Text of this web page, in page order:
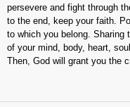
persevere and fight through
to the end, keep your faith.
to which you belong. Sharing
of your mind, body, heart,
Then, God will grant you the